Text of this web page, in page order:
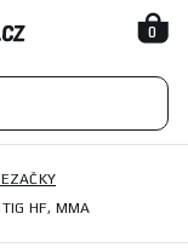
0
HF, MMA